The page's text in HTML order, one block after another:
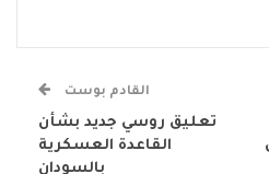
القادم بوست
تعليق روسي جديد بشأن
القاعدة العسكرية
بالسودان